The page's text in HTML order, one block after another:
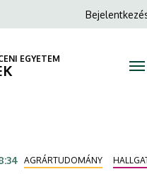
Anonim
menüje
EGYETEM
AGRÁRTUDOMÁNY